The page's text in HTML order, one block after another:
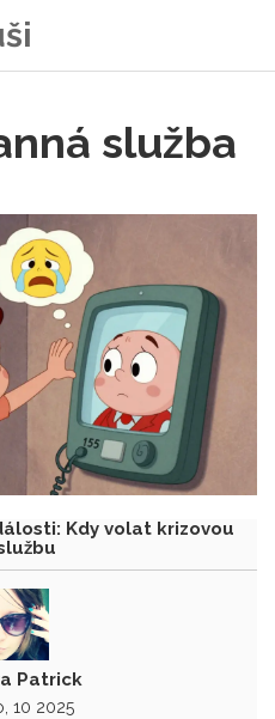
služba
Kdy volat krizovou
Patrick
10 2025